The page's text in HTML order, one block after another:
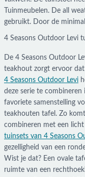
Tuinmeubelen. De all
gebruikt. Door de
4 Seasons Outdoor Levi
De 4 Seasons Outdoor
teakhout zorgt ervoor
4 Seasons Outdoor Levi
deze serie te
favoriete samenstelling
teakhouten tafel. Zo
combineren met een
tuinsets van 4 Seasons
gezelligheid van een
Wist je dat? Een ovale
ruimte van een